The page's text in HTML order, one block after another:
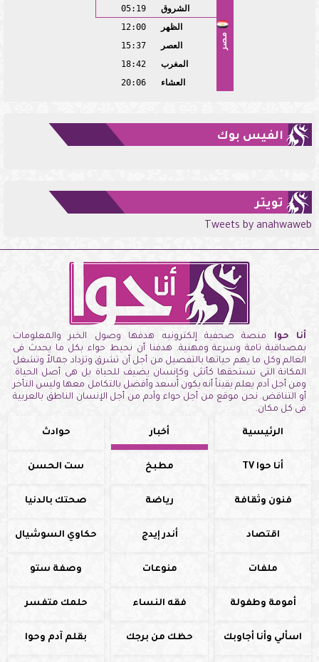
مصر
الشروق
05:19
الظهر
12:00
العصر
15:37
المغرب
18:42
العشاء
20:06
الفيس بوك
تويتر
Tweets by anahwaweb
أنا حوا منصة صحفية إلكترونيه هدفها وصول الخبر والمعلومات
بمصداقية تامة وسرعة ومهنية. هدفنا أن نحيط حواء بكل ما يحدث فى
العالم وكل ما يهم حياتها بالتفصيل من أجل أن تشرق وتزداد جمالاً وتشغل
المكانة التى تستحقها كأنثى وكإنسان يضيف للحياة بل هى أصل الحياة.
ومن أجل آدم يعلم يقيناً أنه يكون أسعد وأفضل بالتكامل معها وليس التأخر
أو التناقض. نحن موقع من أجل حواء وآدم من أجل الإنسان الناطق بالعربية
فى كل مكان.
الرئيسية أخبار حوادث
أنا حوا TV مطبخ ست الحسن
فنون وثقافة رياضة صحتك بالدنيا
اقتصاد أندر إيدج حكاوي السوشيال
ملفات منوعات وصفة ستو
أمومة وطفولة فقه النساء حلمك متفسر
اسألي وأنا أجاوبك حظك من برجك بقلم آدم وحوا